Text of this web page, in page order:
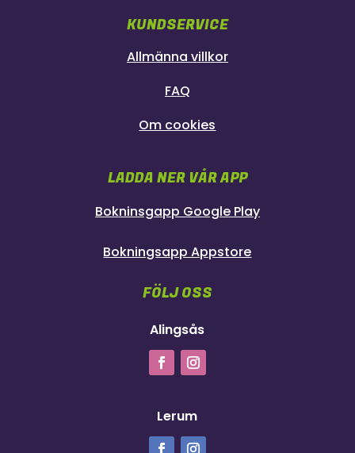
KUNDSERVICE
Allmänna villkor
FAQ
Om cookies
LADDA NER VÅR APP
Bokninsgapp Google Play
Bokningsapp Appstore
FÖLJ OSS
Alingsås
Lerum